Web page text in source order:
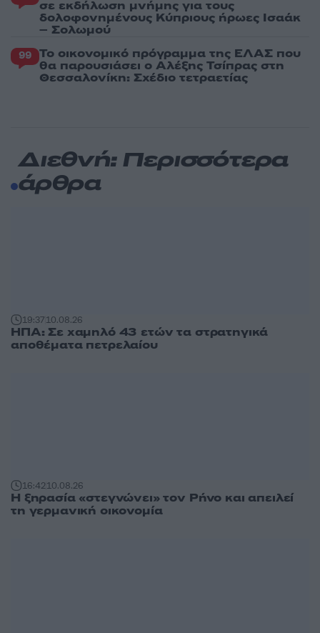
σε εκδήλωση μνήμης για τους
δολοφονημένους Κύπριους ήρωες Ισαάκ
– Σολωμού
99 Το οικονομικό πρόγραμμα της ΕΛΑΣ που
θα παρουσιάσει ο Αλέξης Τσίπρας στη
Θεσσαλονίκη: Σχέδιο τετραετίας
Διεθνή: Περισσότερα
άρθρα
19:3710.08.26
ΗΠΑ: Σε χαμηλό 43 ετών τα στρατηγικά
αποθέματα πετρελαίου
16:4210.08.26
Η ξηρασία «στεγνώνει» τον Ρήνο και απειλεί
τη γερμανική οικονομία